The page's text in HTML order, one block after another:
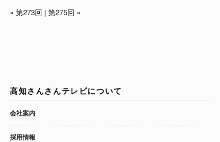
« 第273回 | 第275回 »
高知さんさんテレビについて
会社案内
採用情報